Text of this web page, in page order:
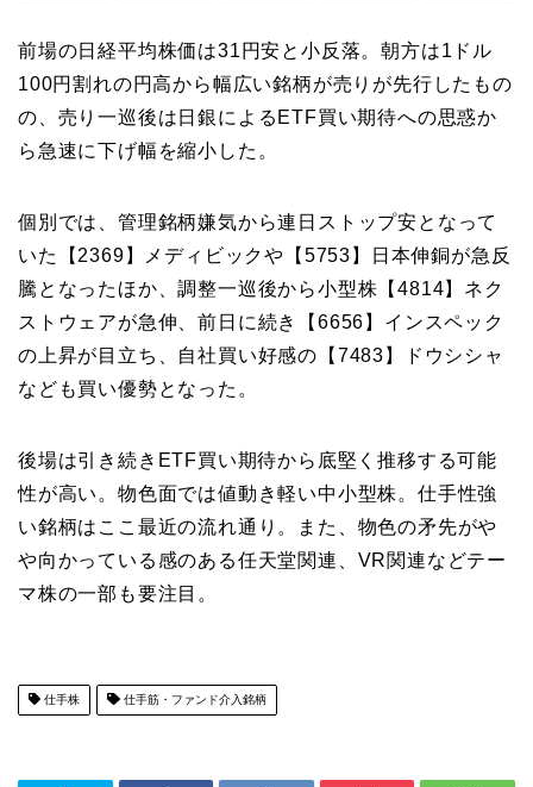
前場の日経平均株価は31円安と小反落。朝方は1ドル
100円割れの円高から幅広い銘柄が売りが先行したもの
の、売り一巡後は日銀によるETF買い期待への思惑か
ら急速に下げ幅を縮小した。
個別では、管理銘柄嫌気から連日ストップ安となって
いた【 2369 】メディビックや【 5753 】日本伸銅が急反
騰となったほか、調整一巡後から小型株【4814】ネク
ストウェアが急伸、前日に続き【 6656 】インスペック
の上昇が目立ち、自社買い好感の【 7483 】ドウシシャ
なども買い優勢となった。
後場は引き続きETF買い期待から底堅く推移する可能
性が高い。物色面では値動き軽い中小型株。仕手性強
い銘柄はここ最近の流れ通り。また、物色の矛先がや
や向かっている感のある任天堂関連、VR関連などテー
マ株の一部も要注目。
仕手株 仕手筋・ファンド介入銘柄